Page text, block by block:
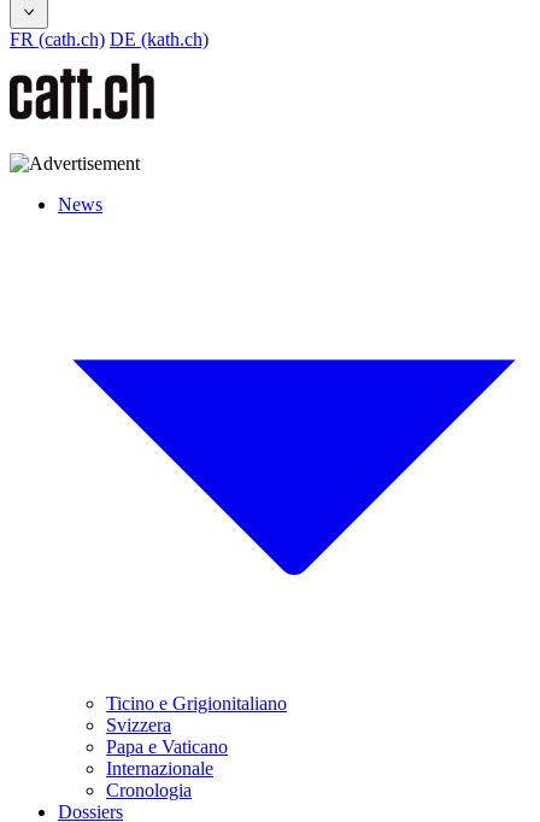
FR (cath.ch) DE (kath.ch)
News
Ticino e Grigionitaliano
Svizzera
Papa e Vaticano
Internazionale
Cronologia
Dossiers